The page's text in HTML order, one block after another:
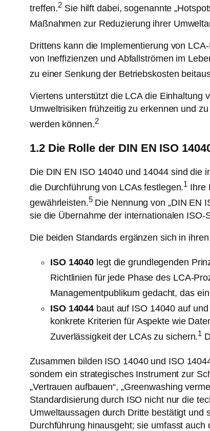
treffen.2 Sie hilft dabei, sogenannte
Maßnahmen zur Reduzierung ihrer
Drittens kann die Implementierung von
von Ineffizienzen und Abfallströmen im
zu einer Senkung der Betriebskosten
Viertens unterstützt die LCA die Einhaltung
Umweltrisiken frühzeitig zu erkennen und
werden können.2
1.2 Die Rolle der DIN EN ISO
Die DIN EN ISO 14040 und 14044 sind die
die Durchführung von LCAs festlegen.1 Ihre
gewährleisten.5Die Nennung von „DIN EN
sie die Übernahme der internationalen
Die beiden Standards ergänzen sich in
ISO 14040 legt die grundlegenden
Richtlinien für jede Phase des LCA-
Managementpublikum gedacht, das
ISO 14044 baut auf ISO 14040 auf
konkrete Kriterien für Aspekte wie
Zuverlässigkeit der LCAs zu sichern.1
Zusammen bilden ISO 14040 und ISO
sondern ein strategisches Instrument zur
„Vertrauen aufbauen“, „Greenwashing
Standardisierung durch ISO nicht nur die
Umweltaussagen durch Dritte bestätigt und
Durchführung hinausgeht; sie umfasst